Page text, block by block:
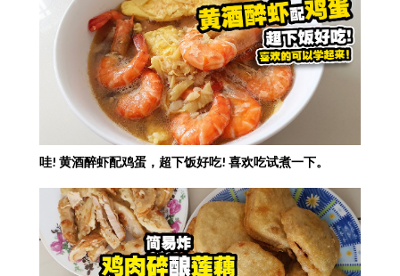
哇! 黄酒醉虾配鸡蛋，超下饭好吃! 喜欢吃试煮一下。